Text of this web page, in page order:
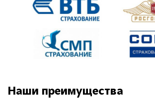
Наши преимущества